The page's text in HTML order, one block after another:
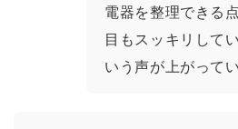
電器を整理できる
目もスッキリして
いう声が上がって